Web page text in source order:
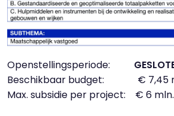
Openstellingsperiode:
Beschikbaar budget: € 7,45
Max. subsidie per project: € 6 mln.